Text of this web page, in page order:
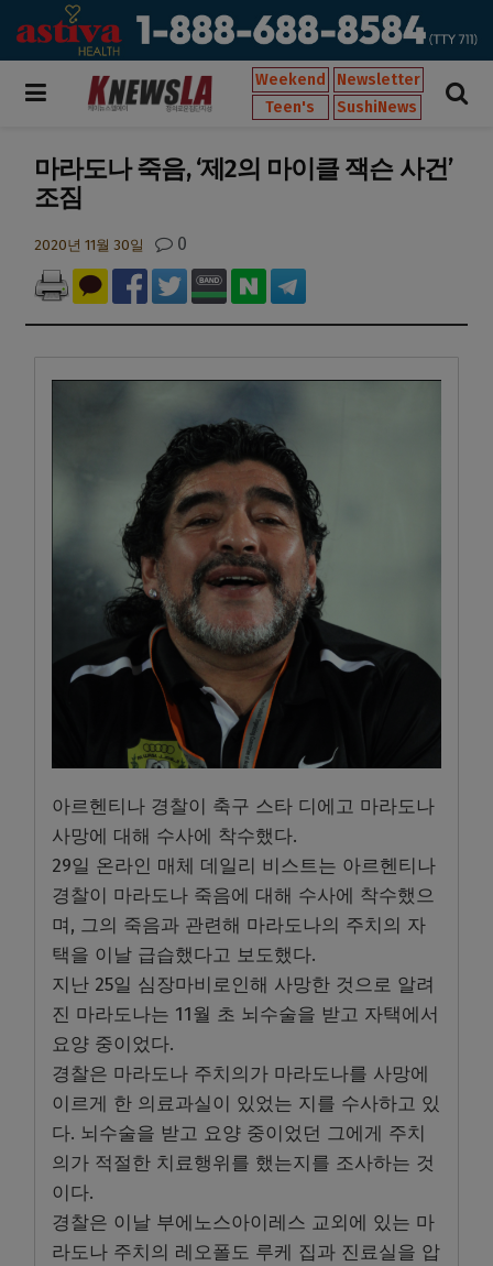
Weekend
Newsletter
Teen's
SushiNews
마라도나 죽음, ‘제2의 마이클 잭슨 사건’
조짐
2020년 11월 30일 0
아르헨티나 경찰이 축구 스타 디에고 마라도나
사망에 대해 수사에 착수했다.
29일 온라인 매체 데일리 비스트는 아르헨티나
경찰이 마라도나 죽음에 대해 수사에 착수했으
며, 그의 죽음과 관련해 마라도나의 주치의 자
택을 이날 급습했다고 보도했다.
지난 25일 심장마비로인해 사망한 것으로 알려
진 마라도나는 11월 초 뇌수술을 받고 자택에서
요양 중이었다.
경찰은 마라도나 주치의가 마라도나를 사망에
이르게 한 의료과실이 있었는 지를 수사하고 있
다. 뇌수술을 받고 요양 중이었던 그에게 주치
의가 적절한 치료행위를 했는지를 조사하는 것
이다.
경찰은 이날 부에노스아이레스 교외에 있는 마
라도나 주치의 레오폴도 루케 집과 진료실을 압